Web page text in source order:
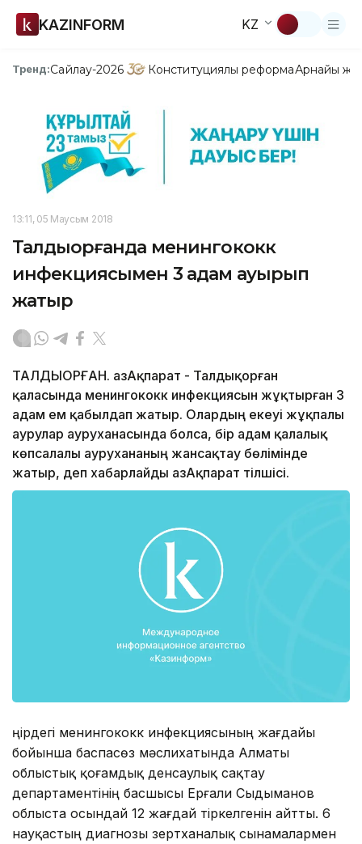
KAZINFORM KZ
Тренд:Сайлау-2026 Конституциялық реформаАрнайы
13:11, 05 Маусым 2018
Талдықорғанда менингококк
инфекциясымен 3 адам ауырып
жатыр
ТАЛДЫҚОРҒАН. ҚазАқпарат - Талдықорған
қаласында менингококк инфекциясын жұқтырған 3
адам ем қабылдап жатыр. Олардың екеуі жұқпалы
аурулар ауруханасында болса, бір адам қалалық
көпсалалы аурухананың жансақтау бөлімінде
жатыр, деп хабарлайды ҚазАқпарат тілшісі.
Өңірдегі менингококк инфекциясының жағдайы
бойынша баспасөз мәслихатында Алматы
облыстық қоғамдық денсаулық сақтау
департаментінің басшысы Ерғали Сыдыманов
облыста осындай 12 жағдай тіркелгенін айтты. 6
науқастың диагнозы зертханалық сынамалармен